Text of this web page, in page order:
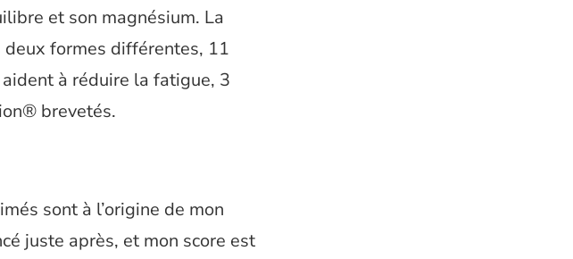
et son magnésium. La
formes différentes, 11
à réduire la fatigue, 3
brevetés.
sont à l’origine de mon
juste après, et mon score est